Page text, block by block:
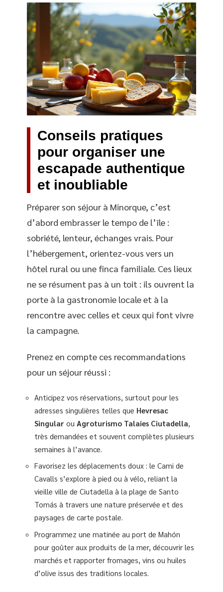
Conseils pratiques
pour organiser une
escapade authentique
et inoubliable
Préparer son séjour à Minorque, c’est
d’abord embrasser le tempo de l’île :
sobriété, lenteur, échanges vrais. Pour
l’hébergement, orientez-vous vers un
hôtel rural ou une finca familiale. Ces lieux
ne se résument pas à un toit : ils ouvrent la
porte à la gastronomie locale et à la
rencontre avec celles et ceux qui font vivre
la campagne.
Prenez en compte ces recommandations
pour un séjour réussi :
Anticipez vos réservations, surtout pour les
adresses singulières telles que Hevresac
Singular ou Agroturismo Talaies Ciutadella
très demandées et souvent complètes plusieurs
semaines à l’avance.
Favorisez les déplacements doux : le Cami de
Cavalls s’explore à pied ou à vélo, reliant la
vieille ville de Ciutadella à la plage de Santo
Tomás à travers une nature préservée et des
paysages de carte postale.
Programmez une matinée au port de Mahón
pour goûter aux produits de la mer, découvrir les
marchés et rapporter fromages, vins ou huiles
d’olive issus des traditions locales.